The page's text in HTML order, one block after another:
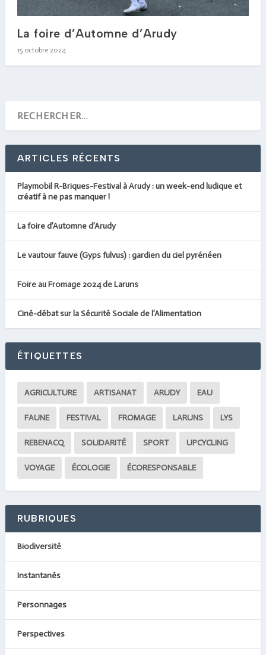
La foire d’Automne d’Arudy
15 octobre 2024
ARTICLES RÉCENTS
Playmobil R-Briques-Festival à Arudy : un week-end ludique et
créatif à ne pas manquer !
La foire d’Automne d’Arudy
Le vautour fauve (Gyps fulvus) : gardien du ciel pyrénéen
Foire au Fromage 2024 de Laruns
Ciné-débat sur la Sécurité Sociale de l’Alimentation
ÉTIQUETTES
AGRICULTURE ARTISANAT ARUDY EAU
FAUNE FESTIVAL FROMAGE LARUNS LYS
REBENACQ SOLIDARITÉ SPORT UPCYCLING
VOYAGE ÉCOLOGIE ÉCORESPONSABLE
RUBRIQUES
Biodiversité
Instantanés
Personnages
Perspectives